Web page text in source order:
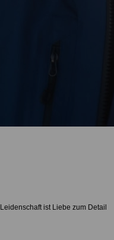
Leidenschaft ist Liebe zum Detail